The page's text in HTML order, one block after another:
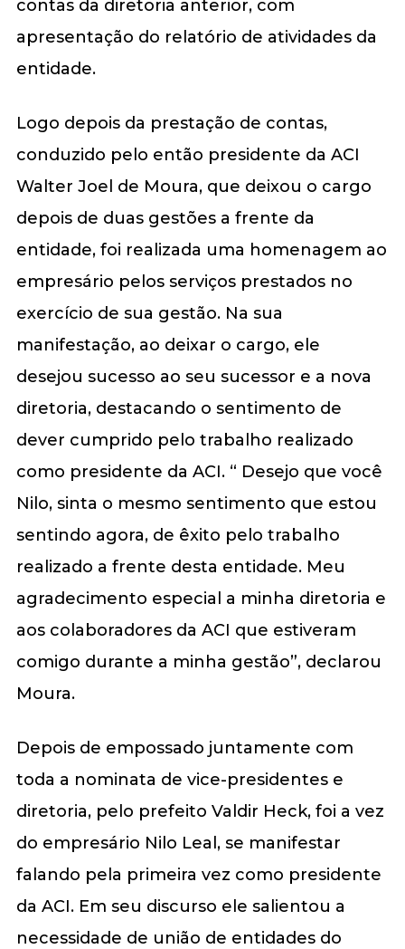
contas da diretoria anterior, com
apresentação do relatório de atividades da
entidade.
Logo depois da prestação de contas,
conduzido pelo então presidente da ACI
Walter Joel de Moura, que deixou o cargo
depois de duas gestões a frente da
entidade, foi realizada uma homenagem ao
empresário pelos serviços prestados no
exercício de sua gestão. Na sua
manifestação, ao deixar o cargo, ele
desejou sucesso ao seu sucessor e a nova
diretoria, destacando o sentimento de
dever cumprido pelo trabalho realizado
como presidente da ACI. “ Desejo que você
Nilo, sinta o mesmo sentimento que estou
sentindo agora, de êxito pelo trabalho
realizado a frente desta entidade. Meu
agradecimento especial a minha diretoria e
aos colaboradores da ACI que estiveram
comigo durante a minha gestão”, declarou
Moura.
Depois de empossado juntamente com
toda a nominata de vice-presidentes e
diretoria, pelo prefeito Valdir Heck, foi a vez
do empresário Nilo Leal, se manifestar
falando pela primeira vez como presidente
da ACI. Em seu discurso ele salientou a
necessidade de união de entidades do